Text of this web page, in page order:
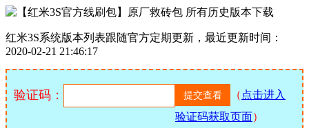
红米3S系统版本列表跟随官方定期更新，最近更新时间：
2020-02-21 21:46:17
验证码： （ 点击进入
验证码获取页面）